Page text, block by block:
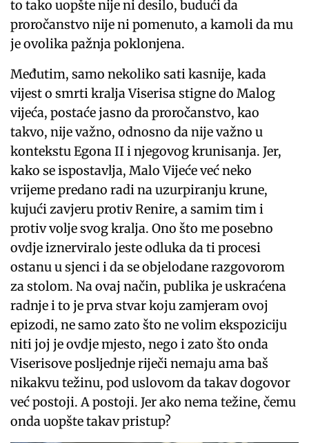
to tako uopšte nije ni desilo, budući da
proročanstvo nije ni pomenuto, a kamoli da mu
je ovolika pažnja poklonjena.
Međutim, samo nekoliko sati kasnije, kada
vijest o smrti kralja Viserisa stigne do Malog
vijeća, postaće jasno da proročanstvo, kao
takvo, nije važno, odnosno da nije važno u
kontekstu Egona II i njegovog krunisanja. Jer,
kako se ispostavlja, Malo Vijeće već neko
vrijeme predano radi na uzurpiranju krune,
kujući zavjeru protiv Renire, a samim tim i
protiv volje svog kralja. Ono što me posebno
ovdje iznerviralo jeste odluka da ti procesi
ostanu u sjenci i da se objelodane razgovorom
za stolom. Na ovaj način, publika je uskraćena
radnje i to je prva stvar koju zamjeram ovoj
epizodi, ne samo zato što ne volim ekspoziciju
niti joj je ovdje mjesto, nego i zato što onda
Viserisove posljednje riječi nemaju ama baš
nikakvu težinu, pod uslovom da takav dogovor
već postoji. A postoji. Jer ako nema težine, čemu
onda uopšte takav pristup?